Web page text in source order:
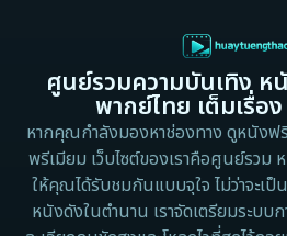
ศูนย์รวมความบันเทิง ห
พากย์ไทย เต็มเรื่
หากคุณกำลังมองหาช่องทาง ดูหนัง
พรีเมียม เว็บไซต์ของเราคือศูนย์รวม
ให้คุณได้รับชมกันแบบจุใจ ไม่ว่าจะเป็
หนังดังในตำนาน เราจัดเตรียมระบ